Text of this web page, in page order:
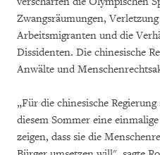
Zwangsräumungen,
Arbeitsmigranten und die
Dissidenten. Die chinesische
Anwälte und
„Für die chinesische
diesem Sommer eine
zeigen, dass sie die